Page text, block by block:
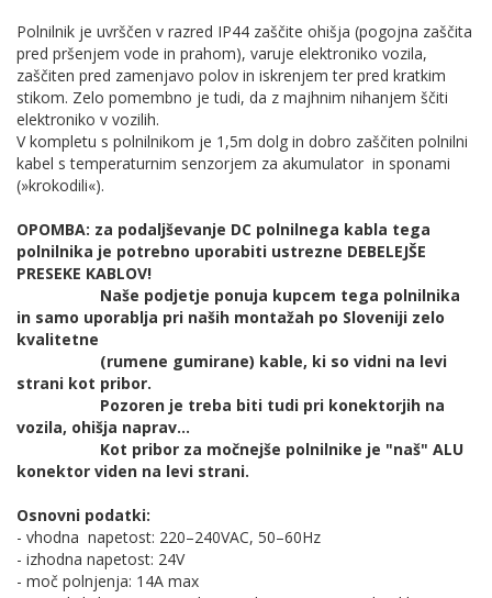
Polnilnik je uvrščen v razred IP44 zaščite ohišja (pogojna zaščita
pred pršenjem vode in prahom), varuje elektroniko vozila,
zaščiten pred zamenjavo polov in iskrenjem ter pred kratkim
stikom. Zelo pomembno je tudi, da z majhnim nihanjem ščiti
elektroniko v vozilih.
V kompletu s polnilnikom je 1,5m dolg in dobro zaščiten polnilni
kabel s temperaturnim senzorjem za akumulator in sponami
(»krokodili«).
OPOMBA: za podaljševanje DC polnilnega kabla tega
polnilnika je potrebno uporabiti ustrezne DEBELEJŠE
PRESEKE KABLOV!
Naše podjetje ponuja kupcem tega polnilnika
in samo uporablja pri naših montažah po Sloveniji zelo
kvalitetne
(rumene gumirane) kable, ki so vidni na levi
strani kot pribor.
Pozoren je treba biti tudi pri konektorjih na
vozila, ohišja naprav...
Kot pribor za močnejše polnilnike je "naš" ALU
konektor viden na levi strani.
Osnovni podatki:
- vhodna napetost: 220–240VAC, 50–60Hz
- izhodna napetost: 24V
- moč polnjenja: 14A max